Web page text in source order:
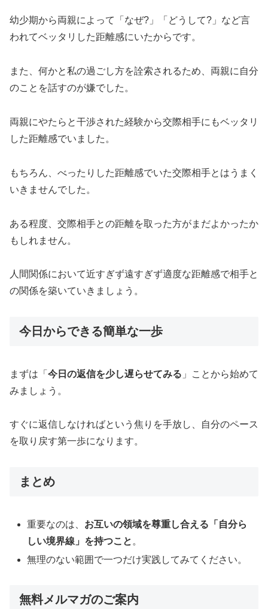
幼少期から両親によって「なぜ?」「どうして?」など言
われてベッタリした距離感にいたからです。
また、何かと私の過ごし方を詮索されるため、両親に自分
のことを話すのが嫌でした。
両親にやたらと干渉された経験から交際相手にもベッタリ
した距離感でいました。
もちろん、べったりした距離感でいた交際相手とはうまく
いきませんでした。
ある程度、交際相手との距離を取った方がまだよかったか
もしれません。
人間関係において近すぎず遠すぎず適度な距離感で相手と
の関係を築いていきましょう。
今日からできる簡単な一歩
まずは「 今日の返信を少し遅らせてみる 」ことから始めて
みましょう。
すぐに返信しなければという焦りを手放し、自分のペース
を取り戻す第一歩になります。
まとめ
重要なのは、 お互いの領域を尊重し合える「自分ら
しい境界線」を持つこと 。
無理のない範囲で一つだけ実践してみてください。
無料メルマガのご案内